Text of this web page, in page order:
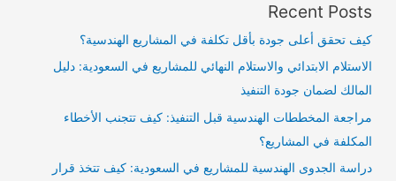
Recent Posts
كيف تحقق أعلى جودة بأقل تكلفة في المشاريع الهندسية؟
الاستلام الابتدائي والاستلام النهائي للمشاريع في السعودية: دليل
المالك لضمان جودة التنفيذ
مراجعة المخططات الهندسية قبل التنفيذ: كيف تتجنب الأخطاء
المكلفة في المشاريع؟
دراسة الجدوى الهندسية للمشاريع في السعودية: كيف تتخذ قرار